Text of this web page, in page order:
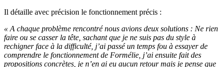
Il détaille avec précision le fonctionnement précis :
« A chaque problème rencontré nous avions deux solutions : Ne rien
faire ou se casser la tête, sachant que je ne suis pas du style à
rechigner face à la difficulté, j’ai passé un temps fou à essayer de
comprendre le fonctionnement de Formélie, j’ai ensuite fait des
propositions concrètes, je n’en ai eu aucun retour mais je pense que